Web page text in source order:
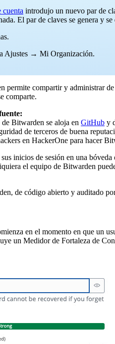
cuenta introdujo un nuevo par de
El par de claves se genera y
Ajustes → Mi Organización.
permite compartir y administrar
comparte.
Bitwarden se aloja en GitHub y
de terceros de buena
en HackerOne para hacer
inicios de sesión en una
el equipo de Bitwarden
de código abierto y auditado
en el momento en que un
un Medidor de Fortaleza de